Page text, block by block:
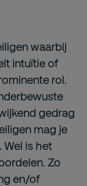
waarbij
intuïtie of
rol.
gedrag
mag je
Wel is het
Zo
en/of